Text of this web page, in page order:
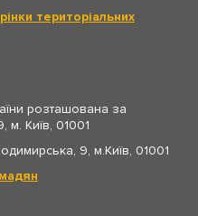
територіальних
розташована за
Київ, 01001
9, м.Київ, 01001